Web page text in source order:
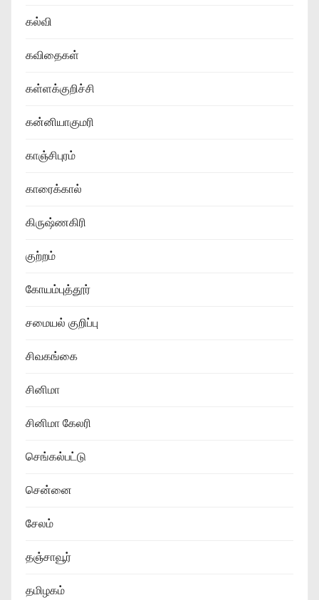
கல்வி
கவிதைகள்
கள்ளக்குறிச்சி
கன்னியாகுமரி
காஞ்சிபுரம்
காரைக்கால்
கிருஷ்ணகிரி
குற்றம்
கோயம்புத்தூர்
சமையல் குறிப்பு
சிவகங்கை
சினிமா
சினிமா கேலரி
செங்கல்பட்டு
சென்னை
சேலம்
தஞ்சாவூர்
தமிழகம்